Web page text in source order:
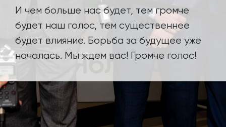
партийной организации или сами становясь его
частью, именно вы будете определять, куда
должна двигаться партия. Даже минимальное
участие в деятельности «Яблока» поможет
приблизить нас всех к победе.
И чем больше нас будет, тем громче
будет наш голос, тем существеннее
будет влияние. Борьба за будущее уже
началась. Мы ждем вас! Громче голос!